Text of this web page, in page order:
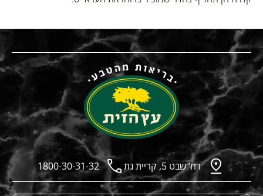
רח’ שבט 5, קריית גת 1800-30-31-32